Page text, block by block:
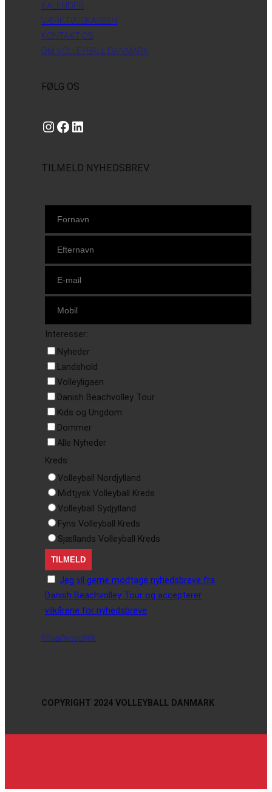
KALENDER
VÆRKTØJSKASSEN
KONTAKT OS
OM VOLLEYBALL DANMARK
FØLG OS
Instagram https://www.facebook.com/danishbeachvolleytour LinkedIn
TILMELD NYHEDSBREV
Interesser:
Nyheder
Landshold
Volleyligaen
Danish Beachvolley Tour
Kids og Ungdom
Dommer
Alle Nyheder
Kreds:
Volleyball Nordjylland
Midtjysk Volleyball Kreds
Volleyball Sydjylland
Fyns Volleyball Kreds
Sjællands Volleyball Kreds
Jeg vil gerne modtage nyhedsbreve fra
Danish Beachvolley Tour og accepterer
vilkårene for nyhedsbreve
Privatlivspolitik
COPYRIGHT 2024 VOLLEYBALL DANMARK